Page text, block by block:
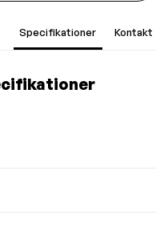
Specifikationer Kontakt